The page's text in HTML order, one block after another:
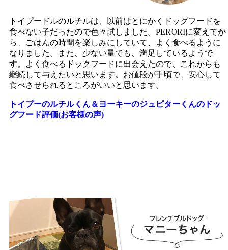
トイプードルのルチルは、以前はとにかくドッグフードを
食べない子だったので色々試しました。PERORIに変えてか
ら、ごはんの時間を楽しみにしていて、よく食べるように
なりました。また、少ない量でも、満足しているようで
す。よく食べるドックフードに出会えたので、これからも
継続して与えたいと思います。お値段が手頃で、安心して
食べさせられるところがいいと思います。
トイプーのルチルくん＆ヨーキーのジュピターくんのドッ
グフード評価(お客様の声)